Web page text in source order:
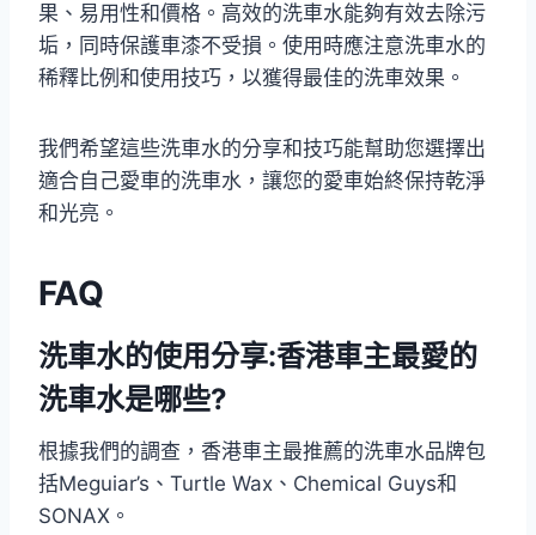
果、易用性和價格。高效的洗車水能夠有效去除污
垢，同時保護車漆不受損。使用時應注意洗車水的
稀釋比例和使用技巧，以獲得最佳的洗車效果。
我們希望這些洗車水的分享和技巧能幫助您選擇出
適合自己愛車的洗車水，讓您的愛車始終保持乾淨
和光亮。
FAQ
洗車水的使用分享:香港車主最愛的
洗車水是哪些?
根據我們的調查，香港車主最推薦的洗車水品牌包
括Meguiar’s、Turtle Wax、Chemical Guys和
SONAX。